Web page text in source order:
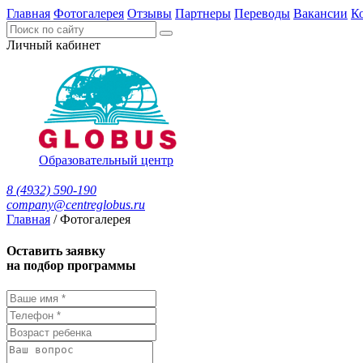
Главная Фотогалерея Отзывы Партнеры Переводы Вакансии
Личный кабинет
Образовательный центр
8 (4932) 590-190
company@centreglobus.ru
Главная /Фотогалерея
Оставить заявку
на подбор программы